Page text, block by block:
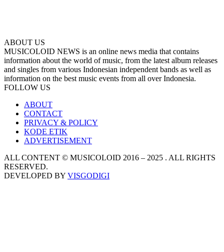
ABOUT US
MUSICOLOID NEWS is an online news media that contains
information about the world of music, from the latest album releases
and singles from various Indonesian independent bands as well as
information on the best music events from all over Indonesia.
FOLLOW US
ABOUT
CONTACT
PRIVACY & POLICY
KODE ETIK
ADVERTISEMENT
ALL CONTENT © MUSICOLOID 2016 – 2025 . ALL RIGHTS
RESERVED.
DEVELOPED BY VISGODIGI